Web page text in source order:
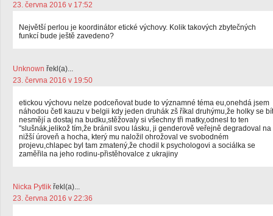
23. června 2016 v 17:52
Největší perlou je koordinátor etické výchovy. Kolik takových zbytečných
funkcí bude ještě zavedeno?
Unknown řekl(a)...
23. června 2016 v 19:50
etickou výchovu nelze podceňovat bude to významné téma eu,onehdá jsem
náhodou četl kauzu v belgii kdy jeden druhák zš říkal druhýmu,že holky se bít
nesmějí a dostaj na budku,stěžovaly si všechny tři matky,odnesl to ten
"slušnák,jelikož tím,že bránil svou lásku, ji genderově veřejně degradoval na
nižší úroveň a hocha, který mu naložil ohrožoval ve svobodném
projevu,chlapec byl tam zmatený,že chodil k psychologovi a sociálka se
zaměřila na jeho rodinu-přistěhovalce z ukrajiny
Nicka Pytlik řekl(a)...
23. června 2016 v 22:36